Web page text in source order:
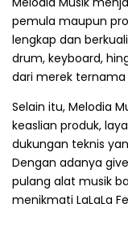
pemula maupun
lengkap dan
drum, keyboard,
dari merek ternama
Selain itu, Melodia
keaslian produk,
dukungan teknis
Dengan adanya
pulang alat musik
menikmati LaLaLa